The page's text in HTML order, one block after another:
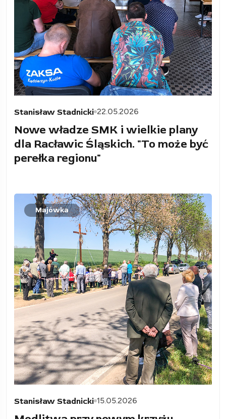
Stanisław Stadnicki 22.05.2026
Nowe władze SMK i wielkie plany
dla Racławic Śląskich. "To może być
perełka regionu"
Majówka
Stanisław Stadnicki 15.05.2026